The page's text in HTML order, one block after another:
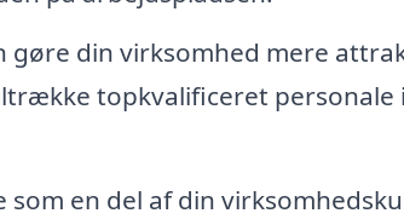
gøre din virksomhed mere
topkvalificeret personale i
som en del af din